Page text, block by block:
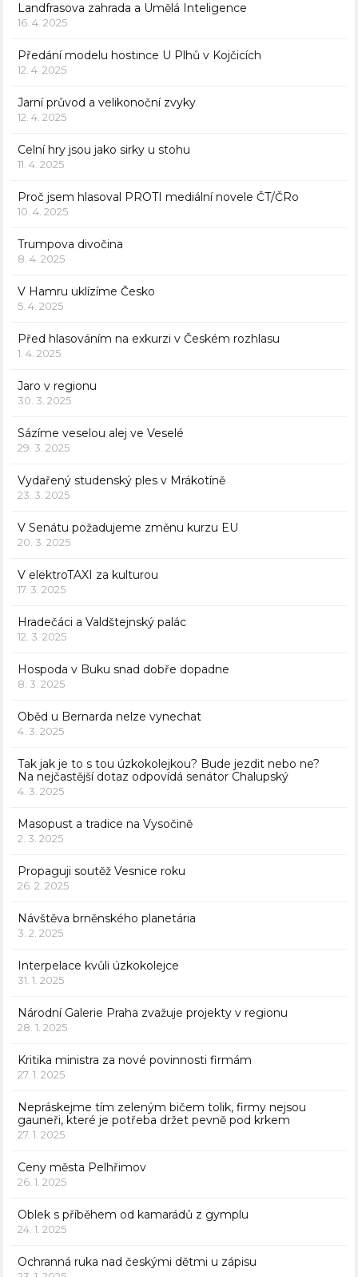
Landfrasova zahrada a Umělá Inteligence
16. 4. 2025
Předání modelu hostince U Plhů v Kojčicích
12. 4. 2025
Jarní průvod a velikonoční zvyky
12. 4. 2025
Celní hry jsou jako sirky u stohu
11. 4. 2025
Proč jsem hlasoval PROTI mediální novele ČT/ČRo
10. 4. 2025
Trumpova divočina
8. 4. 2025
V Hamru uklízíme Česko
5. 4. 2025
Před hlasováním na exkurzi v Českém rozhlasu
1. 4. 2025
Jaro v regionu
30. 3. 2025
Sázíme veselou alej ve Veselé
29. 3. 2025
Vydařený studenský ples v Mrákotíně
23. 3. 2025
V Senátu požadujeme změnu kurzu EU
20. 3. 2025
V elektroTAXI za kulturou
17. 3. 2025
Hradečáci a Valdštejnský palác
12. 3. 2025
Hospoda v Buku snad dobře dopadne
8. 3. 2025
Oběd u Bernarda nelze vynechat
4. 3. 2025
Tak jak je to s tou úzkokolejkou? Bude jezdit nebo ne?
Na nejčastější dotaz odpovídá senátor Chalupský
4. 3. 2025
Masopust a tradice na Vysočině
2. 3. 2025
Propaguji soutěž Vesnice roku
26. 2. 2025
Návštěva brněnského planetária
3. 2. 2025
Interpelace kvůli úzkokolejce
31. 1. 2025
Národní Galerie Praha zvažuje projekty v regionu
28. 1. 2025
Kritika ministra za nové povinnosti firmám
27. 1. 2025
Nepráskejme tím zeleným bičem tolik, firmy nejsou
gauneři, které je potřeba držet pevně pod krkem
27. 1. 2025
Ceny města Pelhřimov
26. 1. 2025
Oblek s příběhem od kamarádů z gymplu
24. 1. 2025
Ochranná ruka nad českými dětmi u zápisu